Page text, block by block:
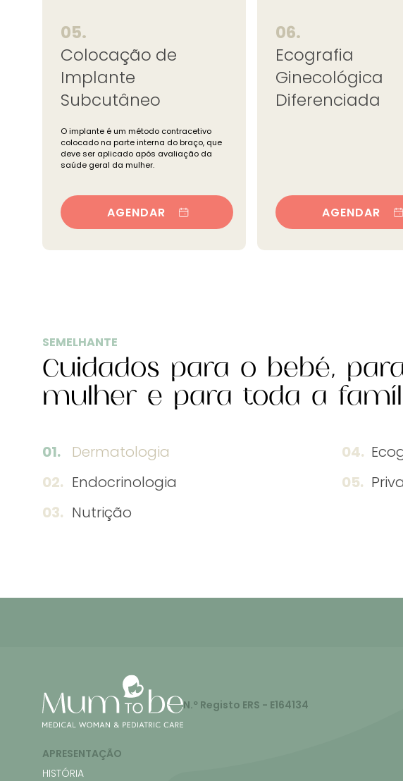
05.
Colocação de
Implante
Subcutâneo
O implante é um método contracetivo
colocado na parte interna do braço, que
deve ser aplicado após avaliação da
saúde geral da mulher.
AGENDAR
06.
Ecografia
Ginecológica
Diferenciada
AGENDAR
SEMELHANTE
Cuidados para o bebé,
mulher e para toda a
Dermatologia
Endocrinologia
Nutrição
N.º Registo ERS - E164134
APRESENTAÇÃO
HISTÓRIA